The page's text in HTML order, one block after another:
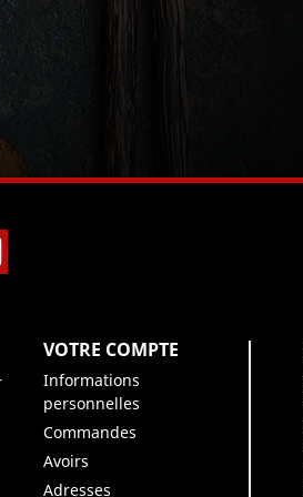
VOTRE COMPTE
Informations
personnelles
Commandes
Avoirs
Adresses